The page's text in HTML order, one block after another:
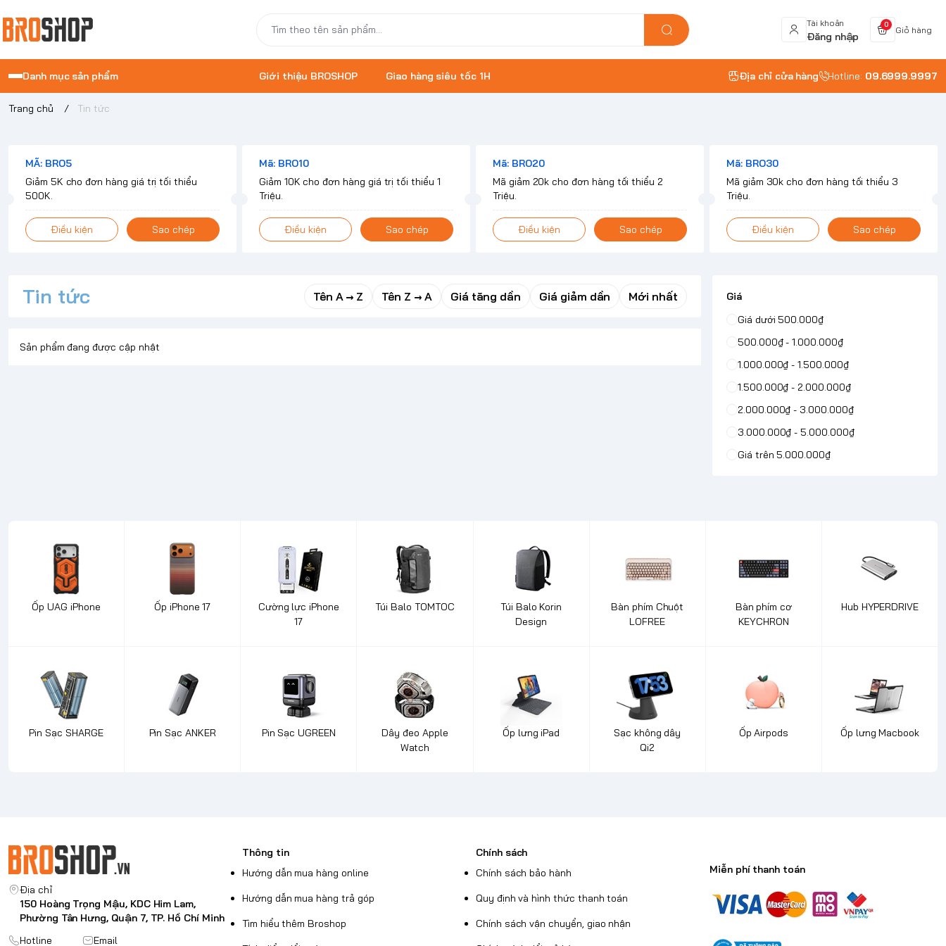
Tài khoản
Đăng nhập
0
Giỏ hàng
Danh mục sản phẩm Giới thiệu BROSHOP Giao hàng siêu tốc 1H Địa chỉ cửa hàng Hotline: 09.6999.9997
Trang chủ / Tin tức
MÃ: BRO5
Giảm 5K cho đơn hàng giá trị tối thiểu
500K.
Điều kiện Sao chép
Mã: BRO10
Giảm 10K cho đơn hàng giá trị tối thiểu 1
Triệu.
Điều kiện Sao chép
Mã: BRO20
Mã giảm 20k cho đơn hàng tối thiểu 2
Triệu.
Điều kiện Sao chép
Mã: BRO30
Mã giảm 30k cho đơn hàng tối thiểu 3
Triệu.
Điều kiện Sao chép
Tin tức Tên A → Z Tên Z → A Giá tăng dần Giá giảm dần Mới nhất
Sản phẩm đang được cập nhật
Giá
Giá dưới 500.000₫
500.000₫ - 1.000.000₫
1.000.000₫ - 1.500.000₫
1.500.000₫ - 2.000.000₫
2.000.000₫ - 3.000.000₫
3.000.000₫ - 5.000.000₫
Giá trên 5.000.000₫
Ốp UAG iPhone Ốp iPhone 17
Cường lực iPhone
17
Túi Balo TOMTOC
Túi Balo Korin
Design
Bàn phím Chuột
LOFREE
Bàn phím cơ
KEYCHRON
Hub HYPERDRIVE
Pin Sạc SHARGE Pin Sạc ANKER Pin Sạc UGREEN
Dây đeo Apple
Watch
Ốp lưng iPad
Sạc không dây
Qi2
Ốp Airpods Ốp lưng Macbook
Địa chỉ
150 Hoàng Trọng Mậu, KDC Him Lam,
Phường Tân Hưng, Quận 7, TP. Hồ Chí Minh
Hotline
Email
Thông tin
Hướng dẫn mua hàng online
Hướng dẫn mua hàng trả góp
Tìm hiểu thêm Broshop
Chính sách
Chính sách bảo hành
Quy định và hình thức thanh toán
Chính sách vận chuyển, giao nhận
Miễn phí thanh toán